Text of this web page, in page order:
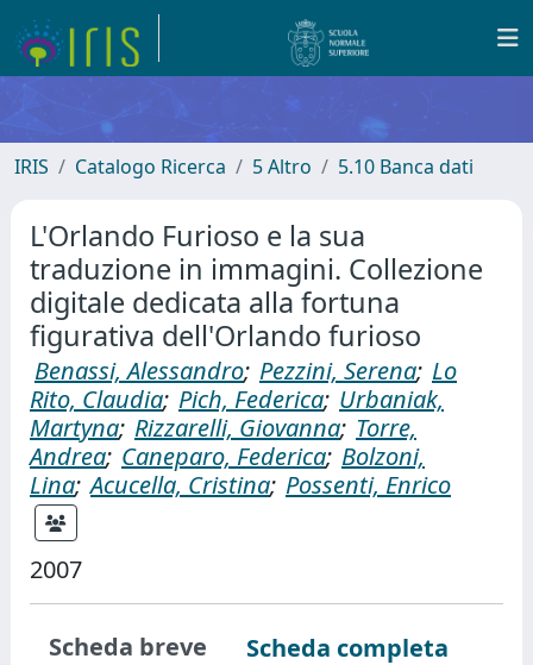
IRIS Catalogo Ricerca 5 Altro 5.10 Banca dati
L'Orlando Furioso e la sua
traduzione in immagini. Collezione
digitale dedicata alla fortuna
figurativa dell'Orlando furioso
Benassi, Alessandro; Pezzini, Serena; Lo
Rito, Claudia; Pich, Federica; Urbaniak,
Martyna; Rizzarelli, Giovanna; Torre,
Andrea; Caneparo, Federica; Bolzoni,
Lina; Acucella, Cristina; Possenti, Enrico
2007
Scheda breve
Scheda completa